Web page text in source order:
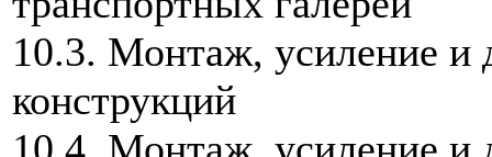
10.3. Монтаж, усиление и
конструкций